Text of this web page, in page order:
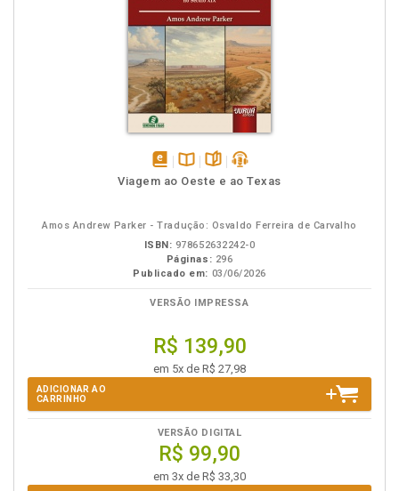
disponívelDisponível
páginaspodcast
Viagem ao Oeste e ao Texas
Amos Andrew Parker - Tradução: Osvaldo Ferreira de Carvalho
ISBN: 978652632242-0
Páginas: 296
Publicado em: 03/06/2026
VERSÃO IMPRESSA
R$ 139,90
em 5x de R$ 27,98
ADICIONAR AO
CARRINHO
VERSÃO DIGITAL
R$ 99,90
em 3x de R$ 33,30